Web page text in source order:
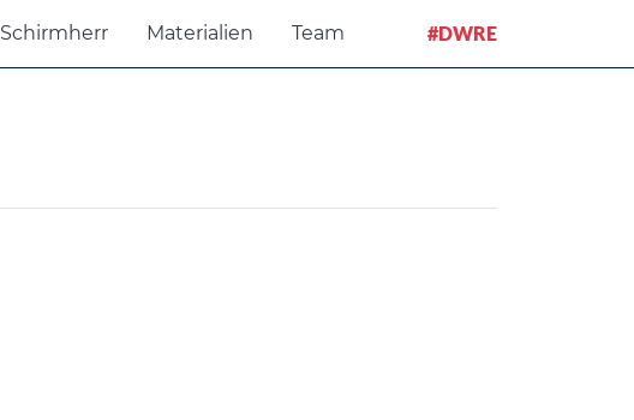
Schirmherr Materialien Team #DWRE